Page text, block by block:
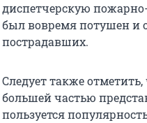
диспетчерскую
был вовремя потушен и
пострадавших.
Следует также
большей частью
пользуется